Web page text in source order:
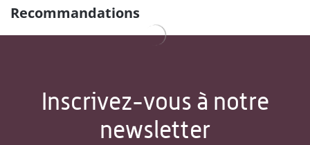
Recommandations
Inscrivez-vous à notre
newsletter